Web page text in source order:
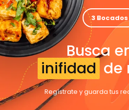
3 Bocados
Busca
inifidad de
Regístrate y guarda tus